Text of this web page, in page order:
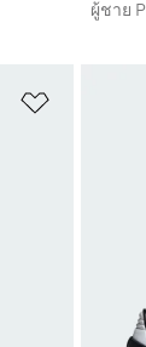
ผู้ชาย